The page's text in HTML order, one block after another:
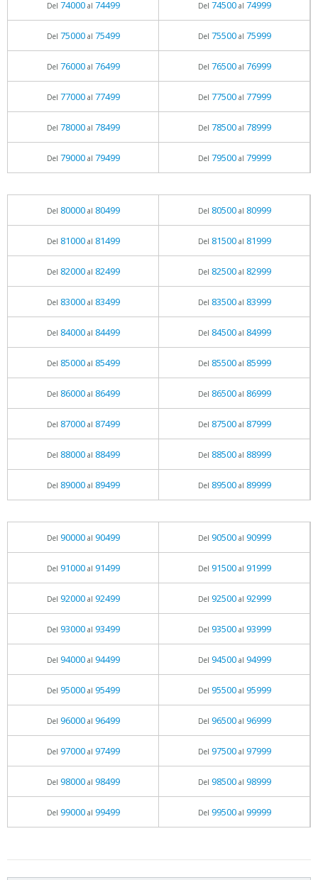
Del 74000al 74499 Del 74500al 74999
Del 75000al 75499 Del 75500al 75999
Del 76000al 76499 Del 76500al 76999
Del 77000al 77499 Del 77500al 77999
Del 78000al 78499 Del 78500al 78999
Del 79000al 79499 Del 79500al 79999
Del 80000al 80499 Del 80500al 80999
Del 81000al 81499 Del 81500al 81999
Del 82000al 82499 Del 82500al 82999
Del 83000al 83499 Del 83500al 83999
Del 84000al 84499 Del 84500al 84999
Del 85000al 85499 Del 85500al 85999
Del 86000al 86499 Del 86500al 86999
Del 87000al 87499 Del 87500al 87999
Del 88000al 88499 Del 88500al 88999
Del 89000al 89499 Del 89500al 89999
Del 90000al 90499 Del 90500al 90999
Del 91000al 91499 Del 91500al 91999
Del 92000al 92499 Del 92500al 92999
Del 93000al 93499 Del 93500al 93999
Del 94000al 94499 Del 94500al 94999
Del 95000al 95499 Del 95500al 95999
Del 96000al 96499 Del 96500al 96999
Del 97000al 97499 Del 97500al 97999
Del 98000al 98499 Del 98500al 98999
Del 99000al 99499 Del 99500al 99999